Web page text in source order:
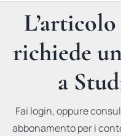
Promozioni
Newsletter
IN
richiede
a
Fai login, oppure
abbonamento per i